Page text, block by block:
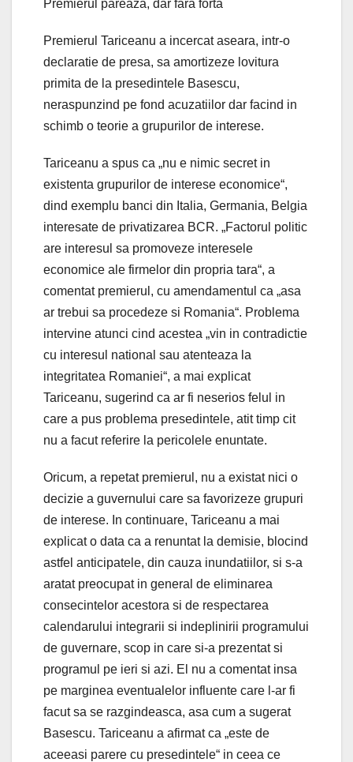
Premierul pareaza, dar fara forta
Premierul Tariceanu a incercat aseara, intr-o
declaratie de presa, sa amortizeze lovitura
primita de la presedintele Basescu,
neraspunzind pe fond acuzatiilor dar facind in
schimb o teorie a grupurilor de interese.
Tariceanu a spus ca „nu e nimic secret in
existenta grupurilor de interese economice“,
dind exemplu banci din Italia, Germania, Belgia
interesate de privatizarea BCR. „Factorul politic
are interesul sa promoveze interesele
economice ale firmelor din propria tara“, a
comentat premierul, cu amendamentul ca „asa
ar trebui sa procedeze si Romania“. Problema
intervine atunci cind acestea „vin in contradictie
cu interesul national sau atenteaza la
integritatea Romaniei“, a mai explicat
Tariceanu, sugerind ca ar fi neserios felul in
care a pus problema presedintele, atit timp cit
nu a facut referire la pericolele enuntate.
Oricum, a repetat premierul, nu a existat nici o
decizie a guvernului care sa favorizeze grupuri
de interese. In continuare, Tariceanu a mai
explicat o data ca a renuntat la demisie, blocind
astfel anticipatele, din cauza inundatiilor, si s-a
aratat preocupat in general de eliminarea
consecintelor acestora si de respectarea
calendarului integrarii si indeplinirii programului
de guvernare, scop in care si-a prezentat si
programul pe ieri si azi. El nu a comentat insa
pe marginea eventualelor influente care l-ar fi
facut sa se razgindeasca, asa cum a sugerat
Basescu. Tariceanu a afirmat ca „este de
aceeasi parere cu presedintele“ in ceea ce